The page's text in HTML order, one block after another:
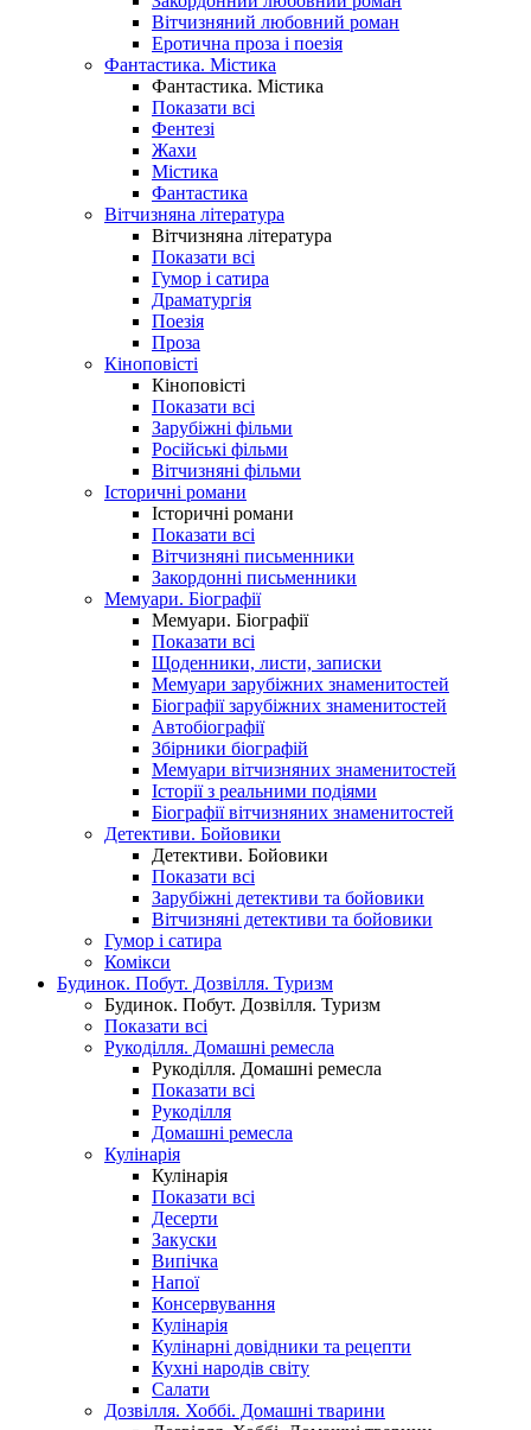
Вітчизняний любовний роман
Еротична проза і поезія
Фантастика. Містика
Фантастика. Містика
Показати всі
Фентезі
Жахи
Містика
Фантастика
Вітчизняна література
Вітчизняна література
Показати всі
Гумор і сатира
Драматургія
Поезія
Проза
Кіноповісті
Кіноповісті
Показати всі
Зарубіжні фільми
Російські фільми
Вітчизняні фільми
Історичні романи
Історичні романи
Показати всі
Вітчизняні письменники
Закордонні письменники
Мемуари. Біографії
Мемуари. Біографії
Показати всі
Щоденники, листи, записки
Мемуари зарубіжних знаменитостей
Біографії зарубіжних знаменитостей
Автобіографії
Збірники біографій
Мемуари вітчизняних знаменитостей
Історії з реальними подіями
Біографії вітчизняних знаменитостей
Детективи. Бойовики
Детективи. Бойовики
Показати всі
Зарубіжні детективи та бойовики
Вітчизняні детективи та бойовики
Гумор і сатира
Комікси
Будинок. Побут. Дозвілля. Туризм
Будинок. Побут. Дозвілля. Туризм
Показати всі
Рукоділля. Домашні ремесла
Рукоділля. Домашні ремесла
Показати всі
Рукоділля
Домашні ремесла
Кулінарія
Кулінарія
Показати всі
Десерти
Закуски
Випічка
Напої
Консервування
Кулінарія
Кулінарні довідники та рецепти
Кухні народів світу
Салати
Дозвілля. Хоббі. Домашні тварини